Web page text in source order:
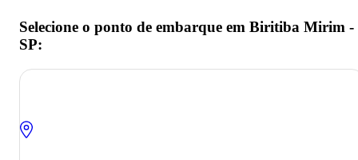
Selecione o ponto de embarque em Biritiba Mirim -
SP: